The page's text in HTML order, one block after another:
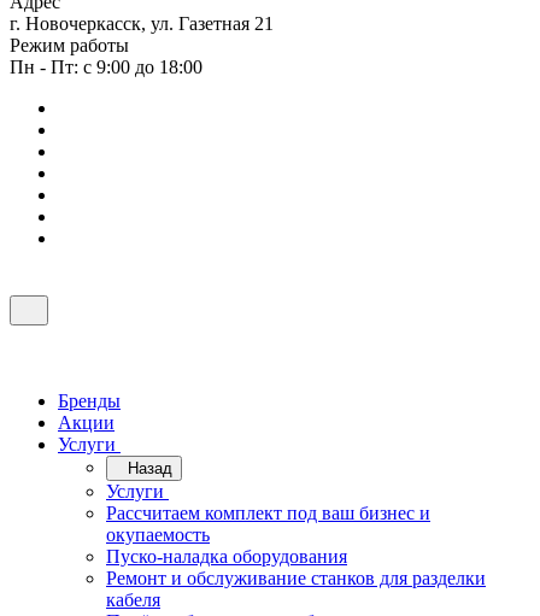
г. Новочеркасск, ул. Газетная 21
Режим работы
Пн - Пт: с 9:00 до 18:00
Бренды
Акции
Услуги
Назад
Услуги
Рассчитаем комплект под ваш бизнес и
окупаемость
Пуско-наладка оборудования
Ремонт и обслуживание станков для разделки
кабеля